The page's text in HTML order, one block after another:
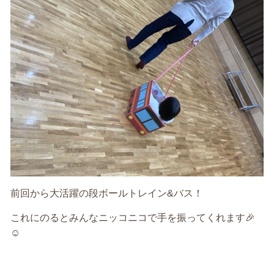
前回から大活躍の段ボールトレイン&バス！
これにのるとみんなニッコニコで手を振ってくれます🎉
☺️